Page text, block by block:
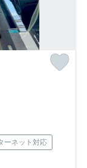
ーネット対応